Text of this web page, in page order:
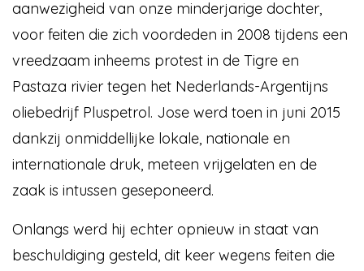
aanwezigheid van onze minderjarige dochter,
voor feiten die zich voordeden in 2008 tijdens een
vreedzaam inheems protest in de Tigre en
Pastaza rivier tegen het Nederlands-Argentijns
oliebedrijf Pluspetrol. Jose werd toen in juni 2015
dankzij onmiddellijke lokale, nationale en
internationale druk, meteen vrijgelaten en de
zaak is intussen geseponeerd.
Onlangs werd hij echter opnieuw in staat van
beschuldiging gesteld, dit keer wegens feiten die